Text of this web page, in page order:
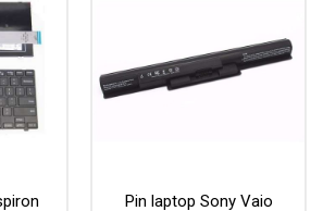
Pin laptop Sony Vaio